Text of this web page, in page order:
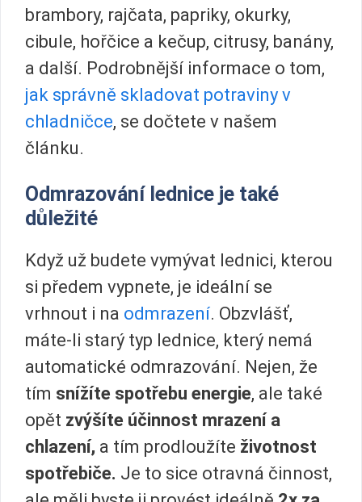
brambory, rajčata, papriky, okurky,
cibule, hořčice a kečup, citrusy, banány,
a další. Podrobnější informace o tom,
jak správně skladovat potraviny v
chladničce, se dočtete v našem
článku.
Odmrazování lednice je také
důležité
Když už budete vymývat lednici, kterou
si předem vypnete, je ideální se
vrhnout i na odmrazení. Obzvlášť,
máte-li starý typ lednice, který nemá
automatické odmrazování. Nejen, že
tím snížíte spotřebu energie, ale také
opět zvýšíte účinnost mrazení a
chlazení, a tím prodloužíte životnost
spotřebiče. Je to sice otravná činnost,